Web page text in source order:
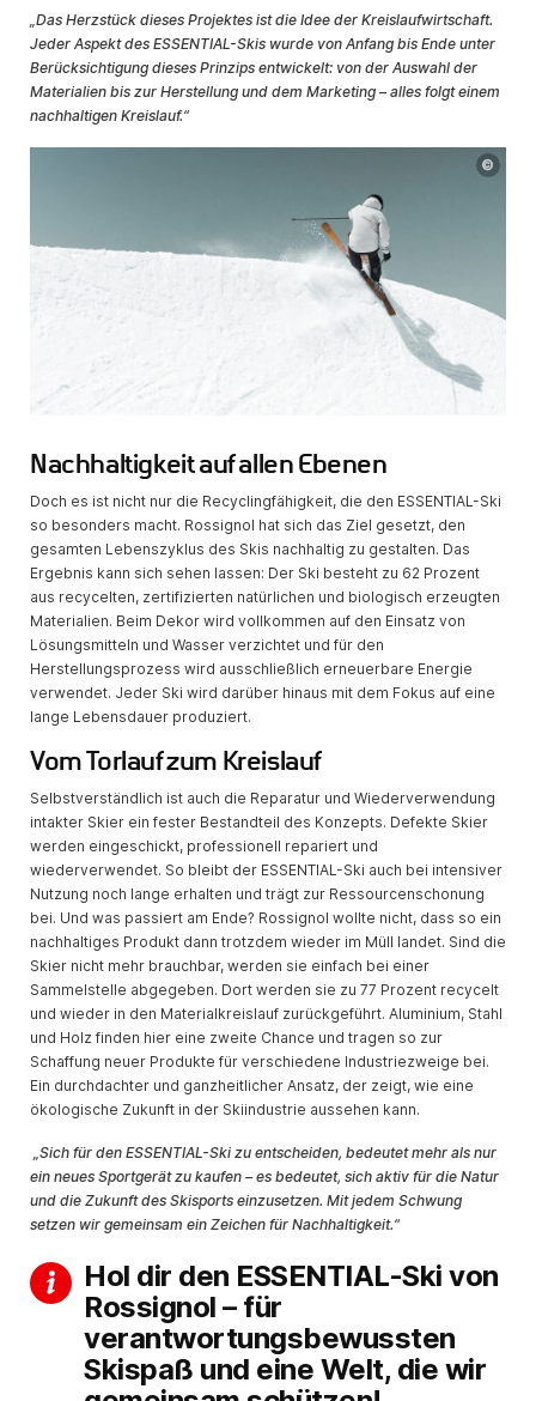
„Das Herzstück dieses Projektes ist die Idee der Kreislaufwirtschaft.
Jeder Aspekt des ESSENTIAL-Skis wurde von Anfang bis Ende unter
Berücksichtigung dieses Prinzips entwickelt: von der Auswahl der
Materialien bis zur Herstellung und dem Marketing – alles folgt einem
nachhaltigen Kreislauf.“
©
Nachhaltigkeit auf allen Ebenen
Doch es ist nicht nur die Recyclingfähigkeit, die den ESSENTIAL-Ski
so besonders macht. Rossignol hat sich das Ziel gesetzt, den
gesamten Lebenszyklus des Skis nachhaltig zu gestalten. Das
Ergebnis kann sich sehen lassen: Der Ski besteht zu 62 Prozent
aus recycelten, zertifizierten natürlichen und biologisch erzeugten
Materialien. Beim Dekor wird vollkommen auf den Einsatz von
Lösungsmitteln und Wasser verzichtet und für den
Herstellungsprozess wird ausschließlich erneuerbare Energie
verwendet. Jeder Ski wird darüber hinaus mit dem Fokus auf eine
lange Lebensdauer produziert.
Vom Torlauf zum Kreislauf
Selbstverständlich ist auch die Reparatur und Wiederverwendung
intakter Skier ein fester Bestandteil des Konzepts. Defekte Skier
werden eingeschickt, professionell repariert und
wiederverwendet. So bleibt der ESSENTIAL-Ski auch bei intensiver
Nutzung noch lange erhalten und trägt zur Ressourcenschonung
bei. Und was passiert am Ende? Rossignol wollte nicht, dass so ein
nachhaltiges Produkt dann trotzdem wieder im Müll landet. Sind die
Skier nicht mehr brauchbar, werden sie einfach bei einer
Sammelstelle abgegeben. Dort werden sie zu 77 Prozent recycelt
und wieder in den Materialkreislauf zurückgeführt. Aluminium, Stahl
und Holz finden hier eine zweite Chance und tragen so zur
Schaffung neuer Produkte für verschiedene Industriezweige bei.
Ein durchdachter und ganzheitlicher Ansatz, der zeigt, wie eine
ökologische Zukunft in der Skiindustrie aussehen kann.
„Sich für den ESSENTIAL-Ski zu entscheiden, bedeutet mehr als nur
ein neues Sportgerät zu kaufen – es bedeutet, sich aktiv für die Natur
und die Zukunft des Skisports einzusetzen. Mit jedem Schwung
setzen wir gemeinsam ein Zeichen für Nachhaltigkeit.“
Hol dir den ESSENTIAL-Ski von
Rossignol – für
verantwortungsbewussten
Skispaß und eine Welt, die wir